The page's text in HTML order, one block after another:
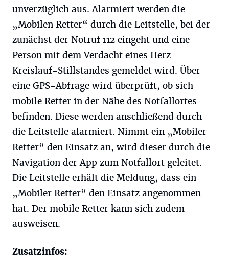
unverzüglich aus. Alarmiert werden die
„Mobilen Retter“ durch die Leitstelle, bei der
zunächst der Notruf 112 eingeht und eine
Person mit dem Verdacht eines Herz-
Kreislauf-Stillstandes gemeldet wird. Über
eine GPS-Abfrage wird überprüft, ob sich
mobile Retter in der Nähe des Notfallortes
befinden. Diese werden anschließend durch
die Leitstelle alarmiert. Nimmt ein „Mobiler
Retter“ den Einsatz an, wird dieser durch die
Navigation der App zum Notfallort geleitet.
Die Leitstelle erhält die Meldung, dass ein
„Mobiler Retter“ den Einsatz angenommen
hat. Der mobile Retter kann sich zudem
ausweisen.
Zusatzinfos: